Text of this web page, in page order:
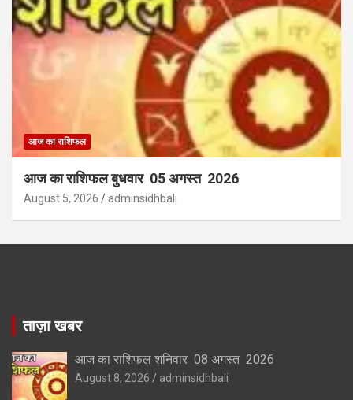
आज का राशिफल
आज का राशिफल बुधवार 05 अगस्त 2026
August 5, 2026 adminsidhbali
ताज़ा खबर
आज का राशिफल शनिवार 08 अगस्त 2026
August 8, 2026 adminsidhbali